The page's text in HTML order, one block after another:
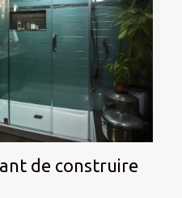
de construire